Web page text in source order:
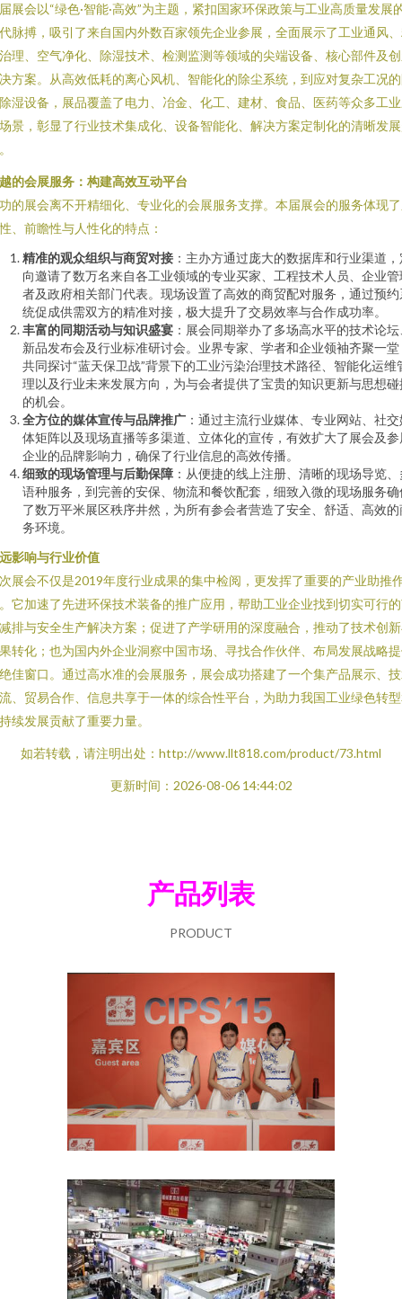
展会以“绿色·智能·高效”为主题，紧扣国家环保政策与工业高质量发展
脉搏，吸引了来自国内外数百家领先企业参展，全面展示了工业通风
理、空气净化、除湿技术、检测监测等领域的尖端设备、核心部件及
方案。从高效低耗的离心风机、智能化的除尘系统，到应对复杂工况
湿设备，展品覆盖了电力、冶金、化工、建材、食品、医药等众多工
景，彰显了行业技术集成化、设备智能化、解决方案定制化的清晰发
的会展服务：构建高效互动平台
的展会离不开精细化、专业化的会展服务支撑。本届展会的服务体现
、前瞻性与人性化的特点：
精准的观众组织与商贸对接 ：主办方通过庞大的数据库和行业渠道
向邀请了数万名来自各工业领域的专业买家、工程技术人员、企业管
者及政府相关部门代表。现场设置了高效的商贸配对服务，通过预约
统促成供需双方的精准对接，极大提升了交易效率与合作成功率。
丰富的同期活动与知识盛宴 ：展会同期举办了多场高水平的技术论
新品发布会及行业标准研讨会。业界专家、学者和企业领袖齐聚一堂
共同探讨“蓝天保卫战”背景下的工业污染治理技术路径、智能化运维
理以及行业未来发展方向，为与会者提供了宝贵的知识更新与思想碰
的机会。
全方位的媒体宣传与品牌推广 ：通过主流行业媒体、专业网站、社
体矩阵以及现场直播等多渠道、立体化的宣传，有效扩大了展会及参
企业的品牌影响力，确保了行业信息的高效传播。
细致的现场管理与后勤保障 ：从便捷的线上注册、清晰的现场导览
语种服务，到完善的安保、物流和餐饮配套，细致入微的现场服务确
了数万平米展区秩序井然，为所有参会者营造了安全、舒适、高效的
务环境。
影响与行业价值
展会不仅是2019年度行业成果的集中检阅，更发挥了重要的产业助推
它加速了先进环保技术装备的推广应用，帮助工业企业找到切实可行
排与安全生产解决方案；促进了产学研用的深度融合，推动了技术创
转化；也为国内外企业洞察中国市场、寻找合作伙伴、布局发展战略
佳窗口。通过高水准的会展服务，展会成功搭建了一个集产品展示、
、贸易合作、信息共享于一体的综合性平台，为助力我国工业绿色转
续发展贡献了重要力量。
如若转载，请注明出处：http://www.llt818.com/product/73.html
更新时间：2026-08-06 14:44:02
产品列表
PRODUCT